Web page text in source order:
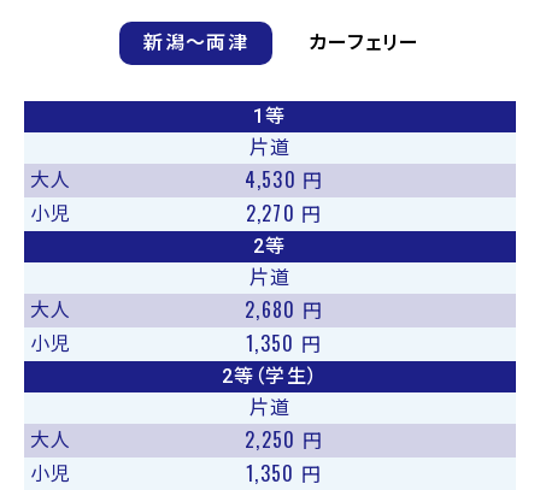
新潟〜両津 カーフェリー
1等
片道
大人
4,530 円
小児
2,270 円
2等
片道
大人
2,680 円
小児
1,350 円
2等（学生）
片道
大人
2,250 円
小児
1,350 円